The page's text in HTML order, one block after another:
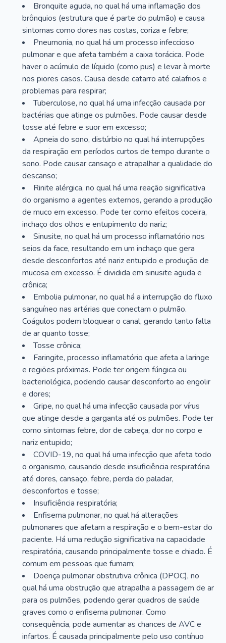
Bronquite aguda, no qual há uma inflamação dos
brônquios (estrutura que é parte do pulmão) e causa
sintomas como dores nas costas, coriza e febre;
Pneumonia, no qual há um processo infeccioso
pulmonar e que afeta também a caixa torácica. Pode
haver o acúmulo de líquido (como pus) e levar à morte
nos piores casos. Causa desde catarro até calafrios e
problemas para respirar;
Tuberculose, no qual há uma infecção causada por
bactérias que atinge os pulmões. Pode causar desde
tosse até febre e suor em excesso;
Apneia do sono, distúrbio no qual há interrupções
da respiração em períodos curtos de tempo durante o
sono. Pode causar cansaço e atrapalhar a qualidade do
descanso;
Rinite alérgica, no qual há uma reação significativa
do organismo a agentes externos, gerando a produção
de muco em excesso. Pode ter como efeitos coceira,
inchaço dos olhos e entupimento do nariz;
Sinusite, no qual há um processo inflamatório nos
seios da face, resultando em um inchaço que gera
desde desconfortos até nariz entupido e produção de
mucosa em excesso. É dividida em sinusite aguda e
crônica;
Embolia pulmonar, no qual há a interrupção do fluxo
sanguíneo nas artérias que conectam o pulmão.
Coágulos podem bloquear o canal, gerando tanto falta
de ar quanto tosse;
Tosse crônica;
Faringite, processo inflamatório que afeta a laringe
e regiões próximas. Pode ter origem fúngica ou
bacteriológica, podendo causar desconforto ao engolir
e dores;
Gripe, no qual há uma infecção causada por vírus
que atinge desde a garganta até os pulmões. Pode ter
como sintomas febre, dor de cabeça, dor no corpo e
nariz entupido;
COVID-19, no qual há uma infecção que afeta todo
o organismo, causando desde insuficiência respiratória
até dores, cansaço, febre, perda do paladar,
desconfortos e tosse;
Insuficiência respiratória;
Enfisema pulmonar, no qual há alterações
pulmonares que afetam a respiração e o bem-estar do
paciente. Há uma redução significativa na capacidade
respiratória, causando principalmente tosse e chiado. É
comum em pessoas que fumam;
Doença pulmonar obstrutiva crônica (DPOC), no
qual há uma obstrução que atrapalha a passagem de ar
para os pulmões, podendo gerar quadros de saúde
graves como o enfisema pulmonar. Como
consequência, pode aumentar as chances de AVC e
infartos. É causada principalmente pelo uso contínuo